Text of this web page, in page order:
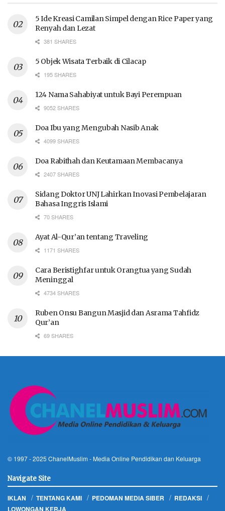
5 Ide Kreasi Camilan Simpel dengan Rice Paper yang
Renyah dan Lezat
381 SHARES
5 Objek Wisata Terbaik di Cilacap
195 SHARES
124 Nama Sahabiyat untuk Bayi Perempuan
9052 SHARES
Doa Ibu yang Mengubah Nasib Anak
4099 SHARES
Doa Rabithah dan Keutamaan Membacanya
2407 SHARES
Sidang Doktor UNJ Lahirkan Inovasi Pembelajaran
Bahasa Inggris Islami
70 SHARES
Ayat Al-Qur’an tentang Traveling
1171 SHARES
Cara Beristighfar untuk Orangtua yang Sudah
Meninggal
4734 SHARES
Ruben Onsu Bangun Masjid dan Asrama Tahfidz
Qur’an
69 SHARES
© 1997 - 2025 ChanelMuslim - Media Online Pendidikan dan Keluarga
Navigate Site
IKLAN TENTANG KAMI PEDOMAN MEDIA SIBER
REDAKSI
LOWONGAN KERJA